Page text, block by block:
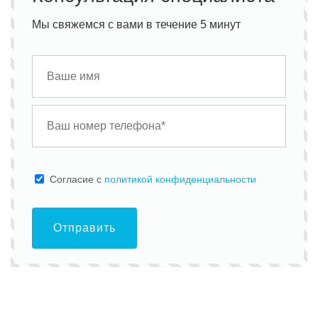
Мы свяжемся с вами в течение 5 минут
Cогласие с политикой конфиденциальности
Отправить